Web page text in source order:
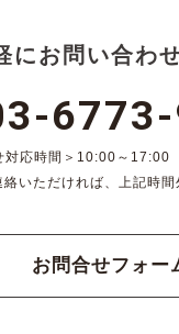
にお問い合わ
対応時間＞10:00～17:00
いただければ、上記時間
お問合せフォー